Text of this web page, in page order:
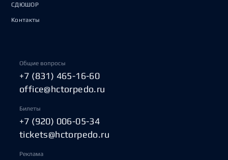
СДЮШОР
Контакты
Общие вопросы
+7 (831) 465-16-60
office@hctorpedo.ru
Билеты
+7 (920) 006-05-34
tickets@hctorpedo.ru
Реклама